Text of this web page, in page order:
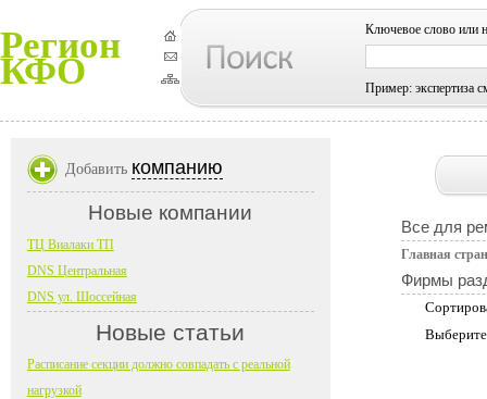
Регион
КФО
Ключевое слово или
Пример: экспертиза
Все для
Главная
Фирмы
Добавить компанию
Новые компании
ТЦ Виалаки ТП
DNS Центральная
DNS ул. Шоссейная
Новые статьи
Расписание секции должно совпадать с реальной
нагрузкой